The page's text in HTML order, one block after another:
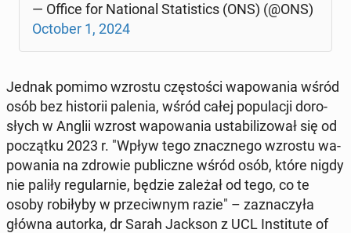
— Office for Na­tio­nal Sta­ti­stics (ONS) (@ONS)
October 1, 2024
Jednak pomimo wzrostu czę­sto­ści wa­po­wa­nia wśród
osób bez hi­sto­rii palenia, wśród całej po­pu­la­cji do­ro­
słych w Anglii wzrost wa­po­wa­nia usta­bi­li­zo­wał się od
po­cząt­ku 2023 r. "Wpływ tego znacz­ne­go wzrostu wa­
po­wa­nia na zdrowie pu­blicz­ne wśród osób, które nigdy
nie paliły re­gu­lar­nie, będzie zależał od tego, co te
osoby ro­bi­ły­by w prze­ciw­nym razie" – za­zna­czy­ła
główna autorka, dr Sarah Jackson z UCL In­sti­tu­te of